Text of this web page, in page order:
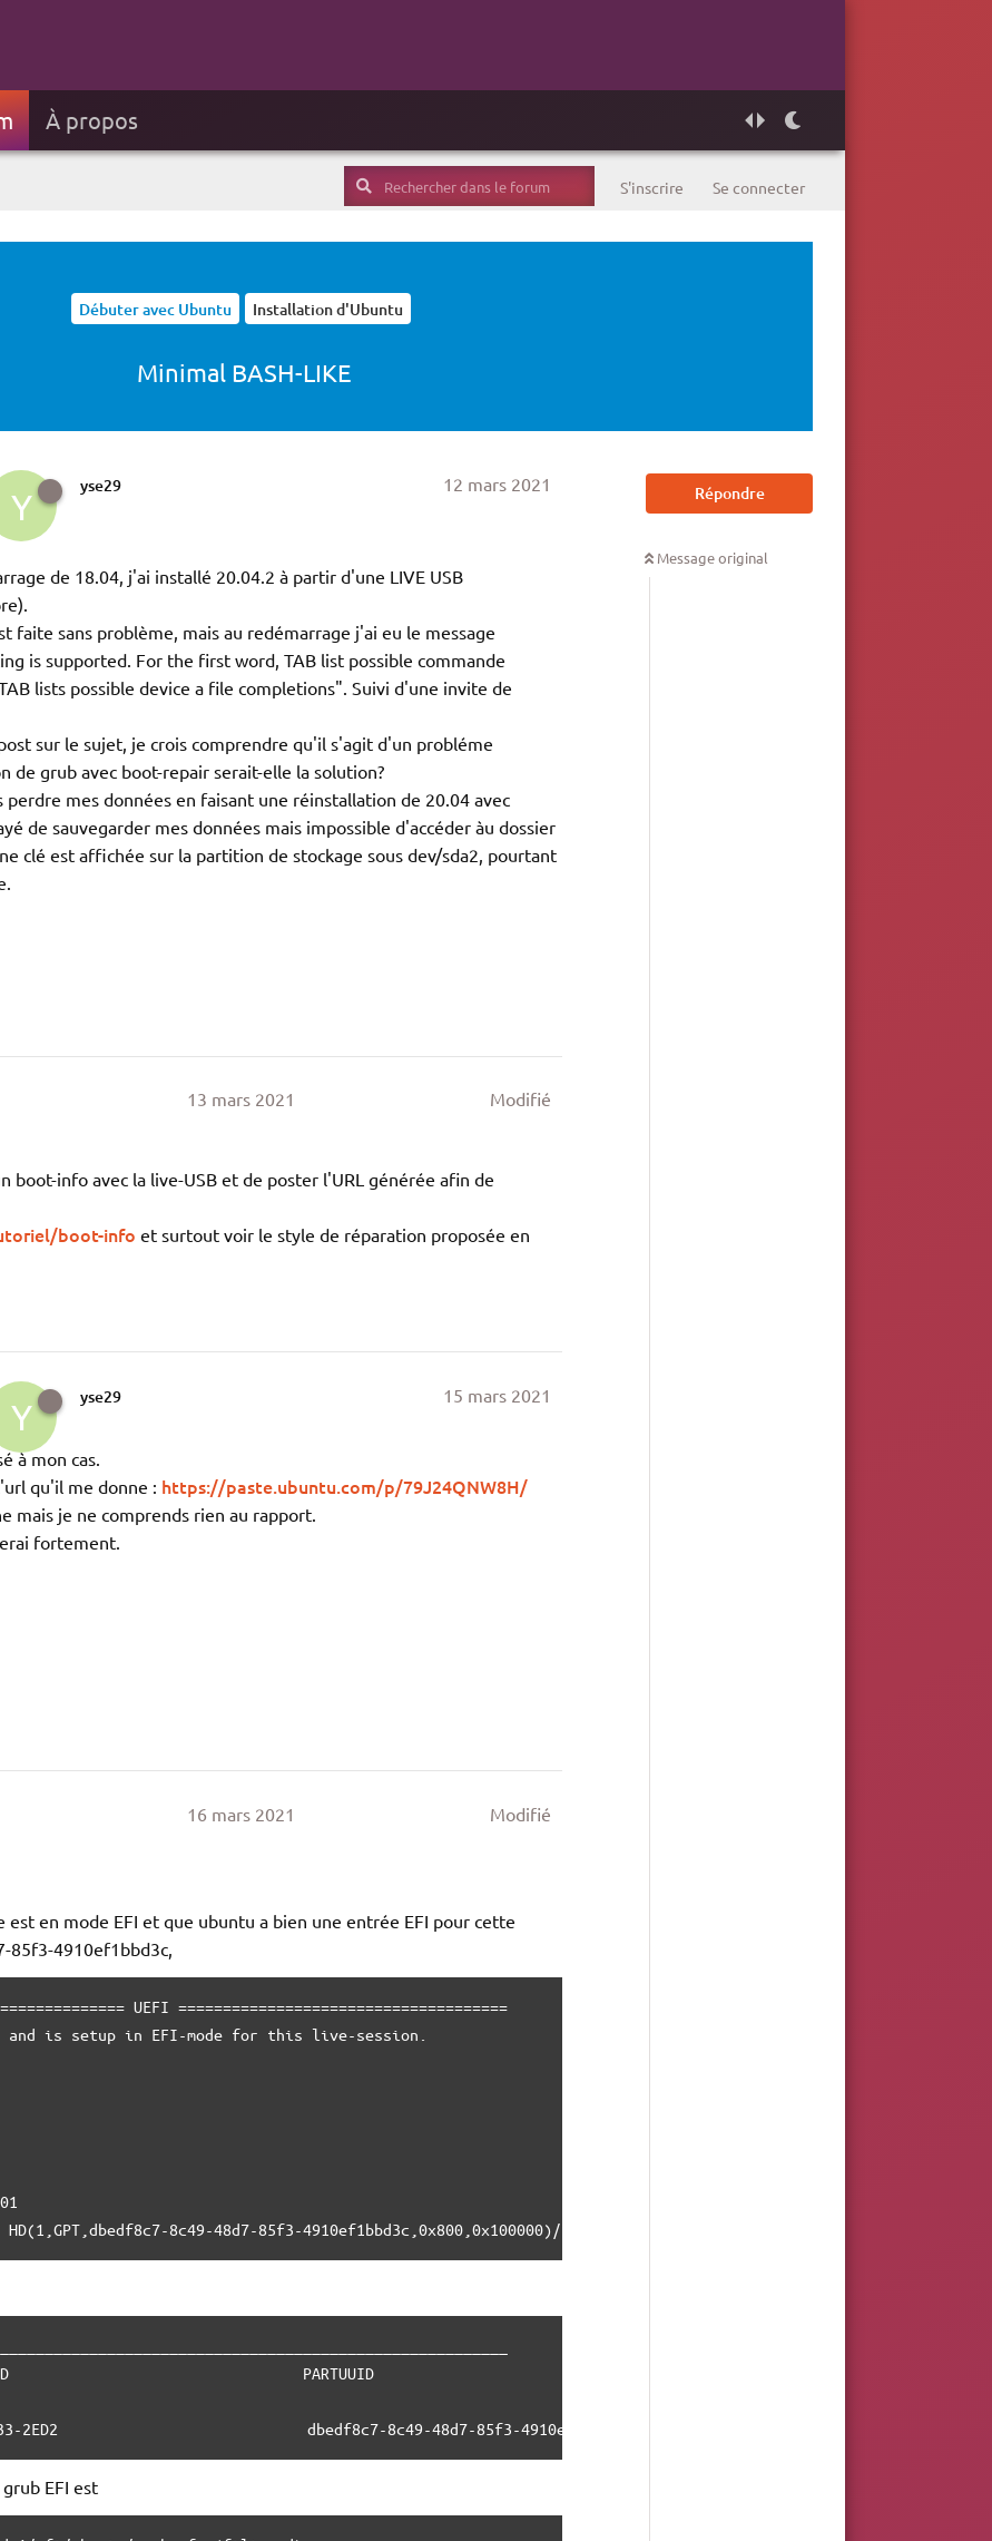
À propos
S'inscrire Se connecter
Débuter avec Ubuntu Installation d'Ubuntu
Minimal BASH-LIKE
Répondre
Message original
Y yse29 12 mars 2021
de 18.04, j'ai installé 20.04.2 à partir d'une LIVE USB
faite sans problème, mais au redémarrage j'ai eu le message
is supported. For the first word, TAB list possible commande
lists possible device a file completions". Suivi d'une invite de
sur le sujet, je crois comprendre qu'il s'agit d'un probléme
de grub avec boot-repair serait-elle la solution?
perdre mes données en faisant une réinstallation de 20.04 avec
de sauvegarder mes données mais impossible d'accéder àu dossier
clé est affichée sur la partition de stockage sous dev/sda2, pourtant
13 mars 2021 Modifié
boot-info avec la live-USB et de poster l'URL générée afin de
boot-info et surtout voir le style de réparation proposée en
Y yse29 15 mars 2021
à mon cas.
qu'il me donne : https://paste.ubuntu.com/p/79J24QNW8H/
mais je ne comprends rien au rapport.
fortement.
16 mars 2021 Modifié
en mode EFI et que ubuntu a bien une entrée EFI pour cette
85f3-4910ef1bbd3c,
UEFI =====================================
and is setup in EFI-mode for this live-session.
Boot0000* ubuntu	HD(1,GPT,dbedf8c7-8c49-48d7-85f3-4910ef1bbd3c,0x800,0x100000)/File(\EFI\ubuntu\shimx64.efi)
UUID                                 PARTUUID                             LABEL       PARTLABEL
2ED2                            dbedf8c7-8c49-48d7-85f3-4910ef1bbd3c             EFI System Partition
EFI est